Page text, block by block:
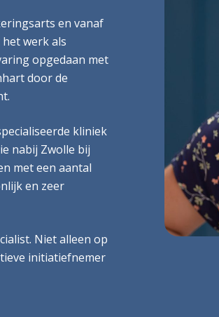
en vanaf
werk als
opgedaan met
door de
kliniek
nabij Zwolle bij
met een aantal
en zeer
Niet alleen op
initiatiefnemer